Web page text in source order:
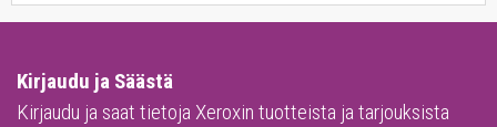
Kirjaudu ja Säästä
Kirjaudu ja saat tietoja Xeroxin tuotteista ja tarjouksista